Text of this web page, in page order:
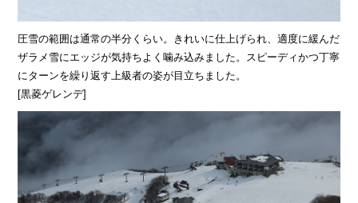
圧雪の範囲は通常の半分くらい。きれいに仕上げられ、適度に緩んだ
ザラメ雪にエッジが気持ちよく噛み込みました。スピーディかつ丁寧
にターンを繰り返す上級者の姿が目立ちました。
[黒菱ゲレンデ]